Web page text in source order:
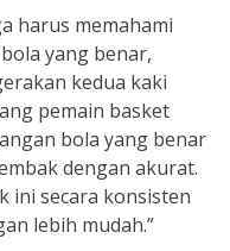
harus memahami
yang benar,
kedua kaki
pemain basket
bola yang benar
dengan akurat.
ini secara konsisten
lebih mudah.”